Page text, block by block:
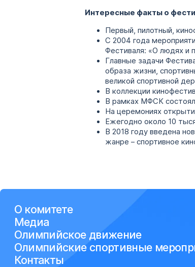
Интересные факты о
Первый, пилотный,
С 2004 года
Фестиваля: «О людях и
Главные задачи
образа жизни,
великой спортивной
В коллекции
В рамках МФСК
На церемониях
Ежегодно около 10
В 2018 году введена
жанре – спортивное
О комитете
Медиа
Олимпийское движение
Олимпийские спортивные
Контакты